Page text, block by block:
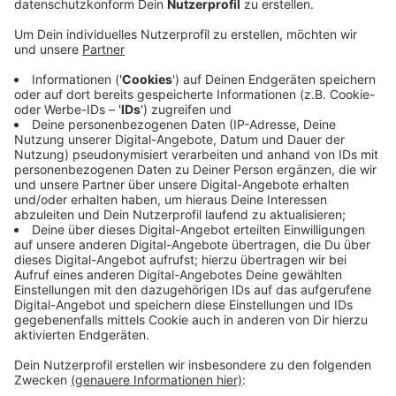
Respektschilder auch am Rathaus in Wiesdorf
aufzuhängen.
Veröffentlicht:Freitag, 06.03.2020 06:07
Anzeige
Geschehnisse wie die Anschläge auf die Synagoge in
Halle oder das Attentat von Hanau hätten gezeigt,
dass Rassismus zum immer größeren Problem in der
Gesellschaft wird. Zu „Lev ist bunt“ gehören unter
anderem verschiedene Parteien, Wohlfahrtsverbände,
Kirchen und Gewerkschaften. Auch sie sind
aufgerufen, Anti-Rassismus-Schilder an ihren
Gebäuden anzubringen.